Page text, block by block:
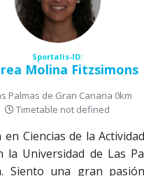
Sportalis-ID:
Molina Fitzsimons
Palmas de Gran Canaria 0km
Timetable not defined
en Ciencias de la
la Universidad de Las
Siento una gran